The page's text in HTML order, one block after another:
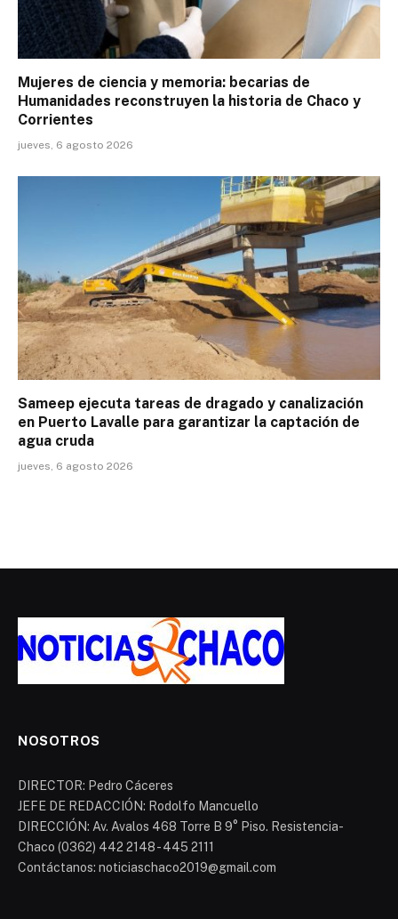
Mujeres de ciencia y memoria: becarias de
Humanidades reconstruyen la historia de Chaco y
Corrientes
jueves, 6 agosto 2026
Sameep ejecuta tareas de dragado y canalización
en Puerto Lavalle para garantizar la captación de
agua cruda
jueves, 6 agosto 2026
NOSOTROS
DIRECTOR: Pedro Cáceres
JEFE DE REDACCIÓN: Rodolfo Mancuello
DIRECCIÓN: Av. Avalos 468 Torre B 9° Piso. Resistencia-
Chaco (0362) 442 2148 - 445 2111
Contáctanos: noticiaschaco2019@gmail.com